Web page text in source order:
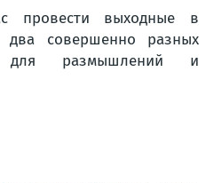
провести выходные в
два совершенно разных
размышлений и